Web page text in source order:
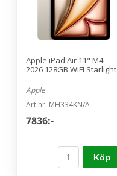
Apple iPad Air 11" M4
2026 128GB WIFI Starlight
Apple
Art nr. MH334KN/A
7836:-
Köp